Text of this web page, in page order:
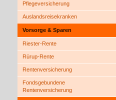
Pflege­ver­si­che­rung
Auslandsreisekranken
Vorsorge & Sparen
Riester-Rente
Rürup-Rente
Rentenversicherung
Fondsgebundene
Rentenversicherung